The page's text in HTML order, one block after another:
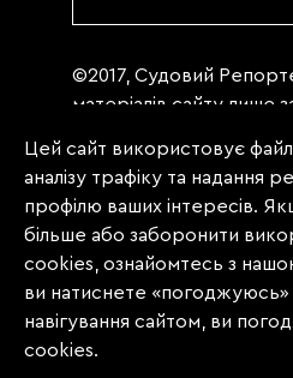
©2017, Судовий
матеріалів сайту лише
«Судовий репортер»
абзацу. Матеріали,
заборона на повну
(передрук,
інше використання),
передруковувати без
Матеріали з позначкою
Цей сайт використовує
аналізу трафіку та надання
профілю ваших інтересів.
більше або заборонити
cookies, ознайомтесь з
ви натиснете
навігування сайтом, ви
cookies.